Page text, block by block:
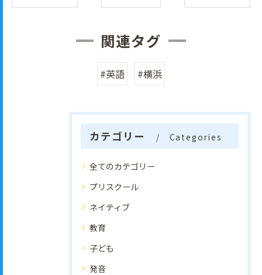
関連タグ
#英語 #横浜
カテゴリー Categories
全てのカテゴリー
プリスクール
ネイティブ
教育
子ども
発音